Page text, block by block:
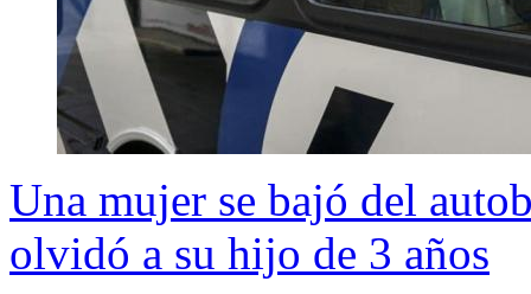
Una mujer se bajó del
olvidó a su hijo de 3 años